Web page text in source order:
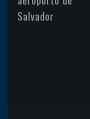
Salvador